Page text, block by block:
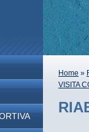
Home »
VISITA